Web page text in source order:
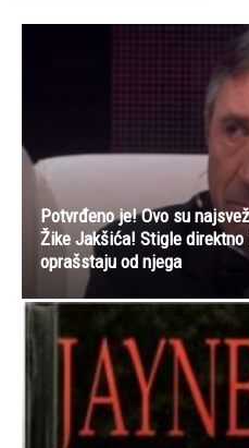
Potvrđeno je! Ovo su
Žike Jakšića! Stigle
oprašstaju od njega